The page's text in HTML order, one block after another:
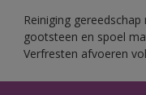
Reiniging
gootsteen en spoel
Verfresten afvoeren